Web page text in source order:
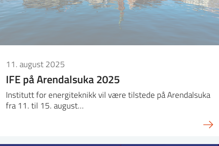
11. august 2025
IFE på Arendalsuka 2025
Institutt for energiteknikk vil være tilstede på Arendalsuka
fra 11. til 15. august…